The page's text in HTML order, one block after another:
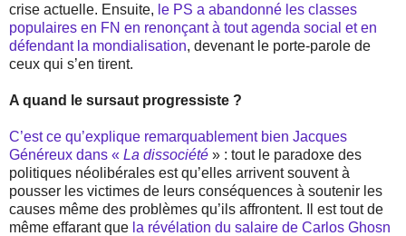
crise actuelle. Ensuite, le PS a abandonné les classes
populaires en FN en renonçant à tout agenda social et en
défendant la mondialisation, devenant le porte-parole de
ceux qui s’en tirent.
A quand le sursaut progressiste ?
C’est ce qu’explique remarquablement bien Jacques
Généreux dans « La dissociété » : tout le paradoxe des
politiques néolibérales est qu’elles arrivent souvent à
pousser les victimes de leurs conséquences à soutenir les
causes même des problèmes qu’ils affrontent. Il est tout de
même effarant que la révélation du salaire de Carlos Ghosn